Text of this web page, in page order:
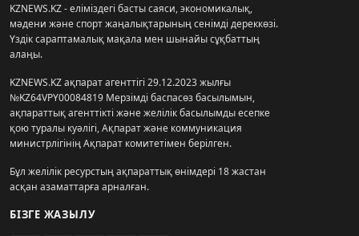
KZNEWS.KZ - еліміздегі басты саяси, экономикалық,
мәдени және спорт жаңалықтарының сенімді дереккөзі.
Үздік сараптамалық мақала мен шынайы сұқбаттың
алаңы.
KZNEWS.KZ ақпарат агенттігі 29.12.2023 жылғы
№KZ64VPY00084819 Мерзімді баспасөз басылымын,
ақпараттық агенттікті және желілік басылымды есепке
қою туралы куәлігі, Ақпарат және коммуникация
министрлігінің Ақпарат комитетімен берілген.
Бұл желілік ресурстың ақпараттық өнімдері 18 жастан
асқан азаматтарға арналған.
БІЗГЕ ЖАЗЫЛУ